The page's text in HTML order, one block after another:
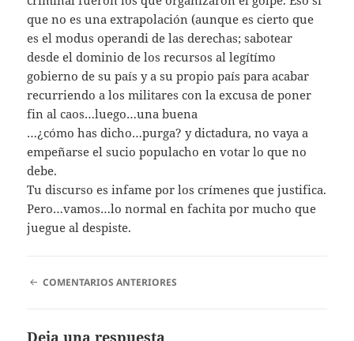
que no es una extrapolación (aunque es cierto que
es el modus operandi de las derechas; sabotear
desde el dominio de los recursos al legítímo
gobierno de su país y a su propio país para acabar
recurriendo a los militares con la excusa de poner
fin al caos…luego…una buena
…¿cómo has dicho…purga? y dictadura, no vaya a
empeñarse el sucio populacho en votar lo que no
debe.
Tu discurso es infame por los crímenes que justifica.
Pero…vamos…lo normal en fachita por mucho que
juegue al despiste.
NAVEGACIÓN
COMENTARIOS ANTERIORES
Deja una respuesta